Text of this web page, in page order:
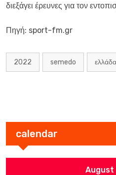
διεξάγει έρευνες για τον
Πηγή: sport-fm.gr
2022 semedo ελλάδα
calendar
August